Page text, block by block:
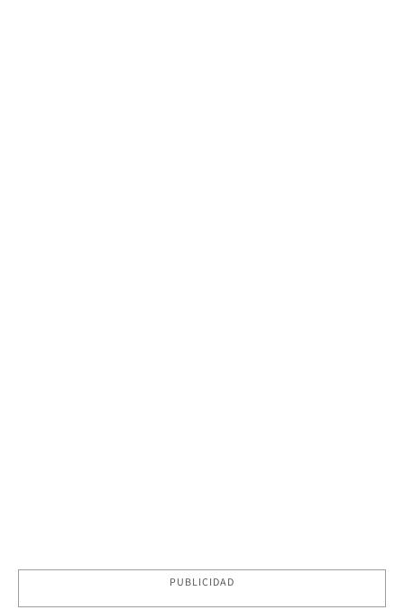
PUBLICIDAD